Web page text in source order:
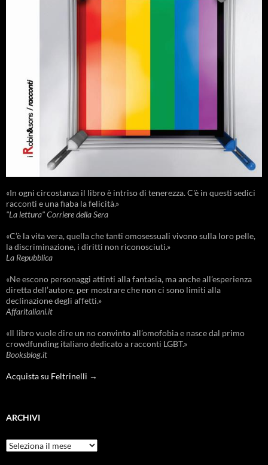
«In ogni circostanza il libro è intriso di tenerezza. C'è in questi sedici
racconti e una fiaba la felicità.»
"La lettura" Corriere della Sera
«C’è la vita vera, quella che tanti omosessuali vivono sulla loro pelle,
la discriminazione, i diritti non riconosciuti.»
La Repubblica
«Ne escono personaggi attinti alla fantasia, ma anche all’esperienza
diretta dell’autore, per mostrare che non ci sono limiti alla
declinazione degli affetti.»
Affaritaliani.it
«Il libro vuole dire un no convinto all’omofobia e nasce dal primo
crowdfunding italiano dedicato a racconti LGBT.»
Booksblog.it
Acquista su Feltrinelli →
ARCHIVI
Archivi